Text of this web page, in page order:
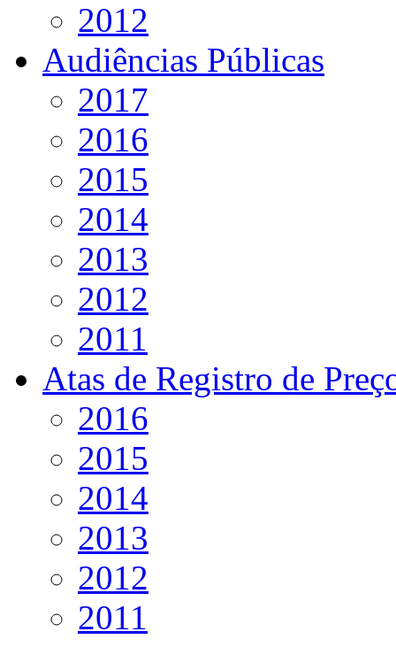
2012
Audiências Públicas
2017
2016
2015
2014
2013
2012
2011
Atas de Registro de
2016
2015
2014
2013
2012
2011